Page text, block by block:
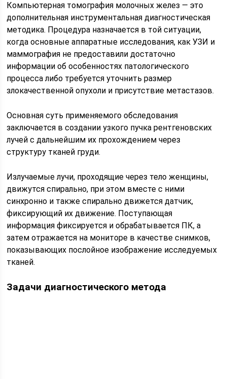
Компьютерная томография молочных желез — это
дополнительная инструментальная диагностическая
методика. Процедура назначается в той ситуации,
когда основные аппаратные исследования, как УЗИ и
маммография не предоставили достаточно
информации об особенностях патологического
процесса либо требуется уточнить размер
злокачественной опухоли и присутствие метастазов.
Основная суть применяемого обследования
заключается в создании узкого пучка рентгеновских
лучей с дальнейшим их прохождением через
структуру тканей груди.
Излучаемые лучи, проходящие через тело женщины,
движутся спирально, при этом вместе с ними
синхронно и также спирально движется датчик,
фиксирующий их движение. Поступающая
информация фиксируется и обрабатывается ПК, а
затем отражается на мониторе в качестве снимков,
показывающих послойное изображение исследуемых
тканей.
Задачи диагностического метода